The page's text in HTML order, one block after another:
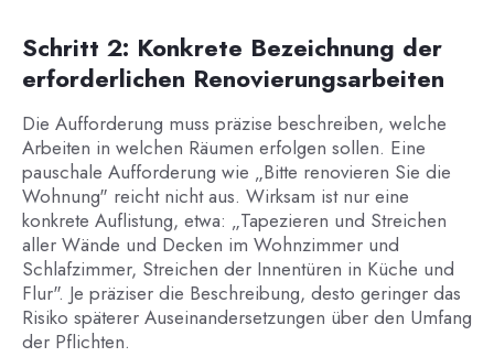
Schritt 2: Konkrete Bezeichnung der
erforderlichen Renovierungsarbeiten
Die Aufforderung muss präzise beschreiben, welche
Arbeiten in welchen Räumen erfolgen sollen. Eine
pauschale Aufforderung wie „Bitte renovieren Sie die
Wohnung" reicht nicht aus. Wirksam ist nur eine
konkrete Auflistung, etwa: „Tapezieren und Streichen
aller Wände und Decken im Wohnzimmer und
Schlafzimmer, Streichen der Innentüren in Küche und
Flur". Je präziser die Beschreibung, desto geringer das
Risiko späterer Auseinandersetzungen über den Umfang
der Pflichten.